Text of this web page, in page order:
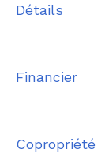
Détails
Financier
Copropriété